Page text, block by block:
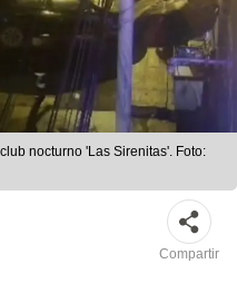
nocturno 'Las Sirenitas'. Foto:
Compartir